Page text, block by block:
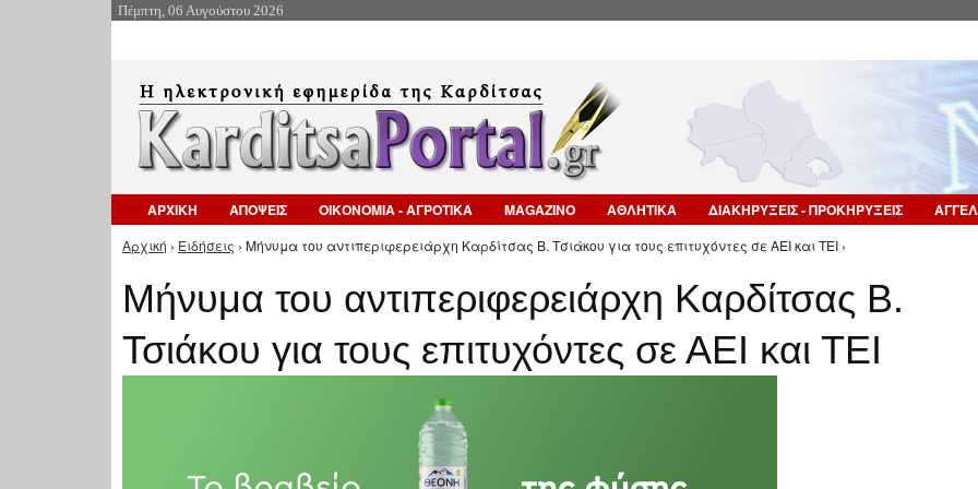
Πέμπτη, 06 Αυγούστου 2026
ΑΡΧΙΚΗ ΑΠΟΨΕΙΣ ΟΙΚΟΝΟΜΙΑ - ΑΓΡΟΤΙΚΑ MAGAZINO ΑΘΛΗΤΙΚΑ ΔΙΑΚΗΡΥΞΕΙΣ - ΠΡΟΚΗΡΥΞΕΙΣ
Είστε εδώ
Αρχική › Ειδήσεις › Μήνυμα του αντιπεριφερειάρχη Καρδίτσας Β. Τσιάκου για τους επιτυχόντες σε ΑΕΙ και ΤΕΙ ›
Μήνυμα του αντιπεριφερειάρχη Καρδίτσας Β.
Τσιάκου για τους επιτυχόντες σε ΑΕΙ και ΤΕΙ